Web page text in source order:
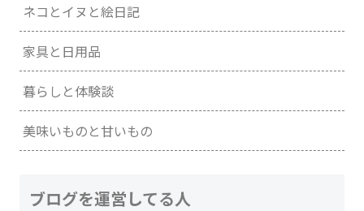
ネコとイヌと絵日記
家具と日用品
暮らしと体験談
美味いものと甘いもの
ブログを運営してる人